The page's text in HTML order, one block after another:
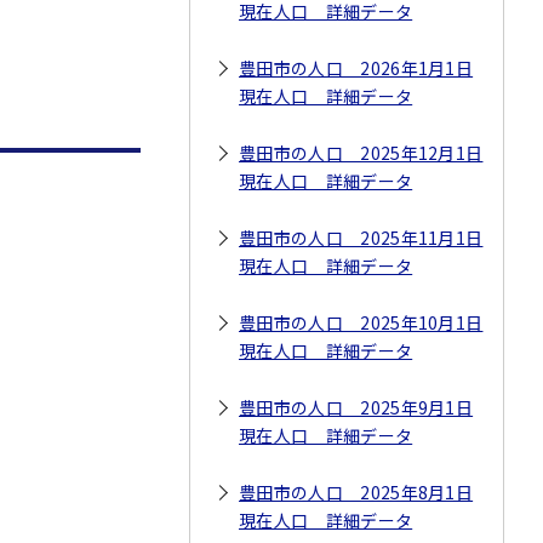
現在人口 詳細データ
豊田市の人口 2026年1月1日
現在人口 詳細データ
豊田市の人口 2025年12月1日
現在人口 詳細データ
豊田市の人口 2025年11月1日
現在人口 詳細データ
豊田市の人口 2025年10月1日
現在人口 詳細データ
豊田市の人口 2025年9月1日
現在人口 詳細データ
豊田市の人口 2025年8月1日
現在人口 詳細データ